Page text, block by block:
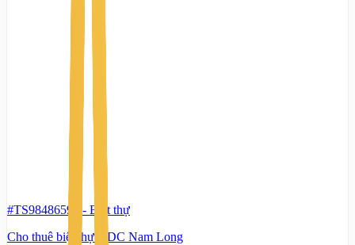
#TS98486592 - Biệt thự
Cho thuê biệt thự KDC Nam Long